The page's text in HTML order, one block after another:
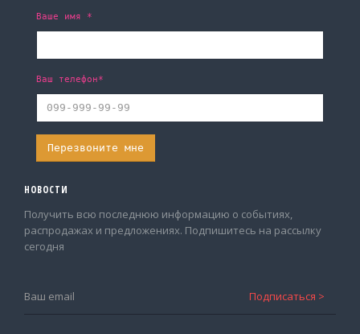
Ваше имя *
Ваш телефон*
НОВОСТИ
Получить всю последнюю информацию о событиях,
распродажах и предложениях. Подпишитесь на рассылку
сегодня